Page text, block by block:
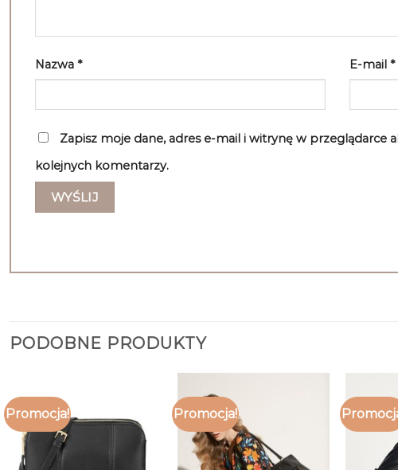
Nazwa * E-mail *
Zapisz moje dane, adres e-mail i witrynę w przeglądarce
kolejnych komentarzy.
PODOBNE PRODUKTY
Promocja! Promocja!